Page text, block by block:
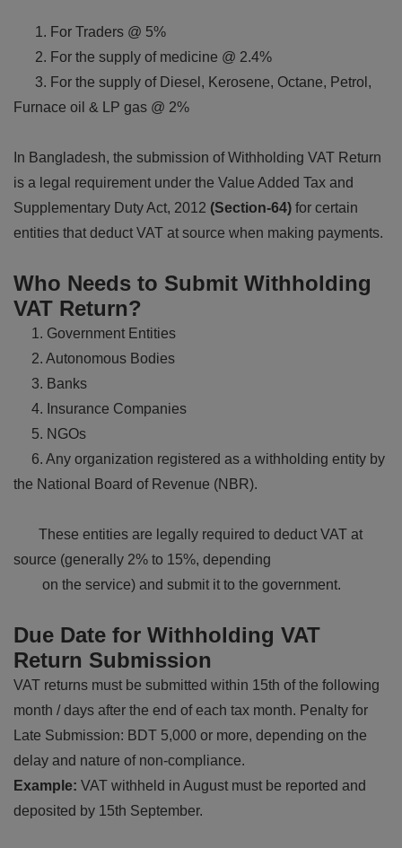
1. For Traders @ 5%
2. For the supply of medicine @ 2.4%
3. For the supply of Diesel, Kerosene, Octane, Petrol,
Furnace oil & LP gas @ 2%
In Bangladesh, the submission of Withholding VAT Return
is a legal requirement under the Value Added Tax and
Supplementary Duty Act, 2012 (Section-64) for certain
entities that deduct VAT at source when making payments.
Who Needs to Submit Withholding
VAT Return?
1. Government Entities
2. Autonomous Bodies
3. Banks
4. Insurance Companies
5. NGOs
6. Any organization registered as a withholding entity by
the National Board of Revenue (NBR).
These entities are legally required to deduct VAT at
source (generally 2% to 15%, depending
on the service) and submit it to the government.
Due Date for Withholding VAT
Return Submission
VAT returns must be submitted within 15th of the following
month / days after the end of each tax month. Penalty for
Late Submission: BDT 5,000 or more, depending on the
delay and nature of non-compliance.
Example: VAT withheld in August must be reported and
deposited by 15th September.